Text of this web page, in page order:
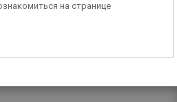
на странице